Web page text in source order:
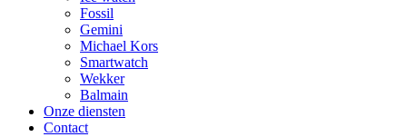
Fossil
Gemini
Michael Kors
Smartwatch
Wekker
Balmain
Onze diensten
Contact